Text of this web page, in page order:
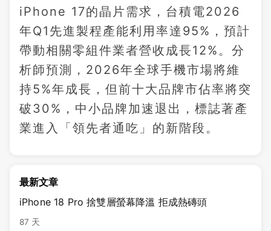
iPhone 17的晶片需求，台積電2026
年Q1先進製程產能利用率達95%，預計
帶動相關零組件業者營收成長12%。分
析師預測，2026年全球手機市場將維
持5%年成長，但前十大品牌市佔率將突
破30%，中小品牌加速退出，標誌著產
業進入「領先者通吃」的新階段。
最新文章
iPhone 18 Pro 捨雙層螢幕降溫 拒成熱磚頭
87 天